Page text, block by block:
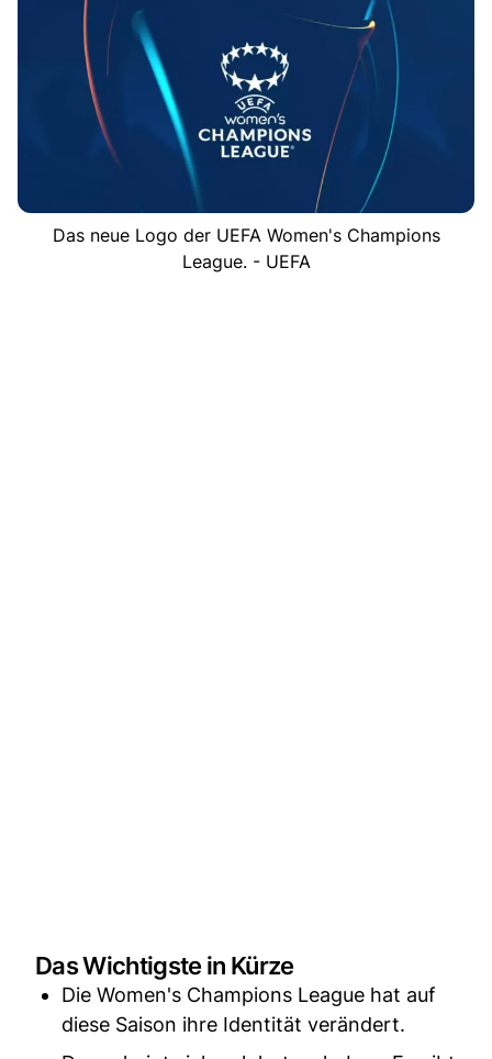
Das neue Logo der UEFA Women's Champions
League. - UEFA
Das Wichtigste in Kürze
Die Women's Champions League hat auf
diese Saison ihre Identität verändert.